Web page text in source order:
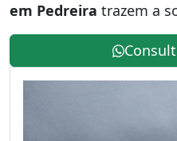
em Pedreira trazem a